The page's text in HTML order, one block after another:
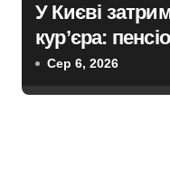
У Києві
кур’єра:
тисяч через
Сер 6, 2026